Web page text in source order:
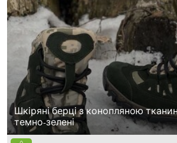
Шкіряні берці з конопляною
темно-зелені